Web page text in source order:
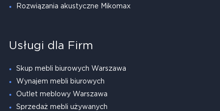
Rozwiązania akustyczne Mikomax
Usługi dla Firm
Skup mebli biurowych Warszawa
Wynajem mebli biurowych
Outlet meblowy Warszawa
Sprzedaż mebli używanych